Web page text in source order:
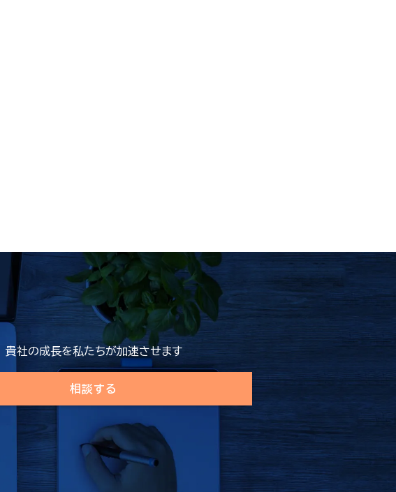
貴社の成長を私たちが加速させます
相談する